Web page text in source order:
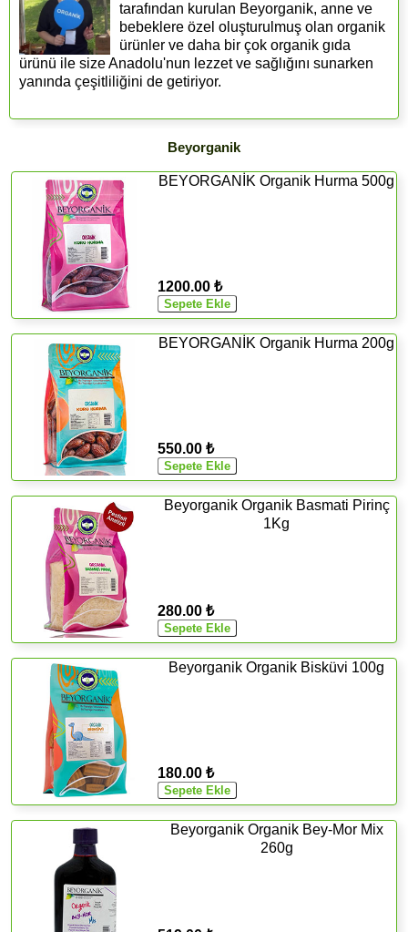
tarafından kurulan Beyorganik, anne ve
bebeklere özel oluşturulmuş olan organik
ürünler ve daha bir çok organik gıda
ürünü ile size Anadolu'nun lezzet ve sağlığını sunarken
yanında çeşitliliğini de getiriyor.
Beyorganik
BEYORGANİK Organik Hurma 500g
1200.00 ₺
BEYORGANİK Organik Hurma 200g
550.00 ₺
Beyorganik Organik Basmati Pirinç
1Kg
280.00 ₺
Beyorganik Organik Bisküvi 100g
180.00 ₺
Beyorganik Organik Bey-Mor Mix
260g